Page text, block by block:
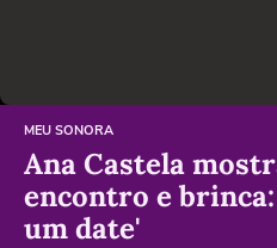
MEU SONORA
Ana Castela
encontro e
um date'